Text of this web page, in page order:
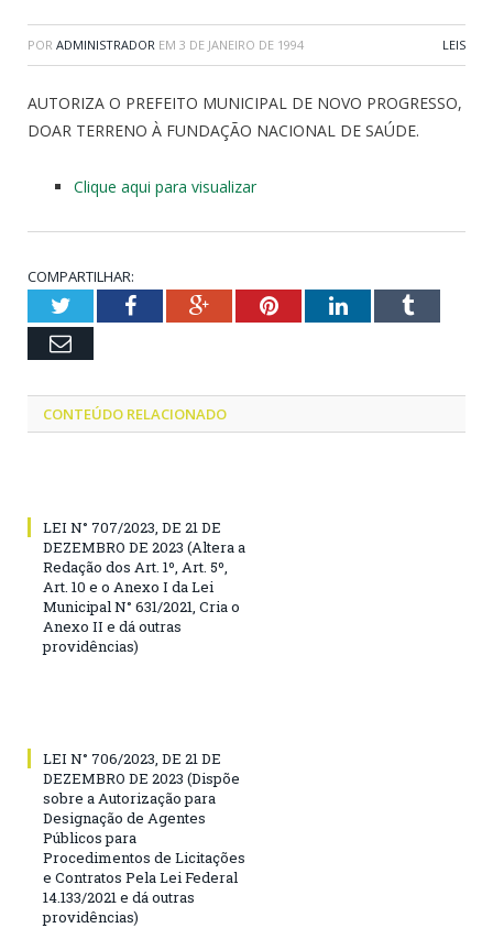
POR ADMINISTRADOR EM 3 DE JANEIRO DE 1994 LEIS
AUTORIZA O PREFEITO MUNICIPAL DE NOVO PROGRESSO,
DOAR TERRENO À FUNDAÇÃO NACIONAL DE SAÚDE.
Clique aqui para visualizar
COMPARTILHAR:
TwitterFacebookGoogle+PinterestLinkedInTumblr
Email
CONTEÚDO RELACIONADO
LEI N° 707/2023, DE 21 DE
DEZEMBRO DE 2023 (Altera a
Redação dos Art. 1º, Art. 5º,
Art. 10 e o Anexo I da Lei
Municipal N° 631/2021, Cria o
Anexo II e dá outras
providências)
LEI N° 706/2023, DE 21 DE
DEZEMBRO DE 2023 (Dispõe
sobre a Autorização para
Designação de Agentes
Públicos para
Procedimentos de Licitações
e Contratos Pela Lei Federal
14.133/2021 e dá outras
providências)